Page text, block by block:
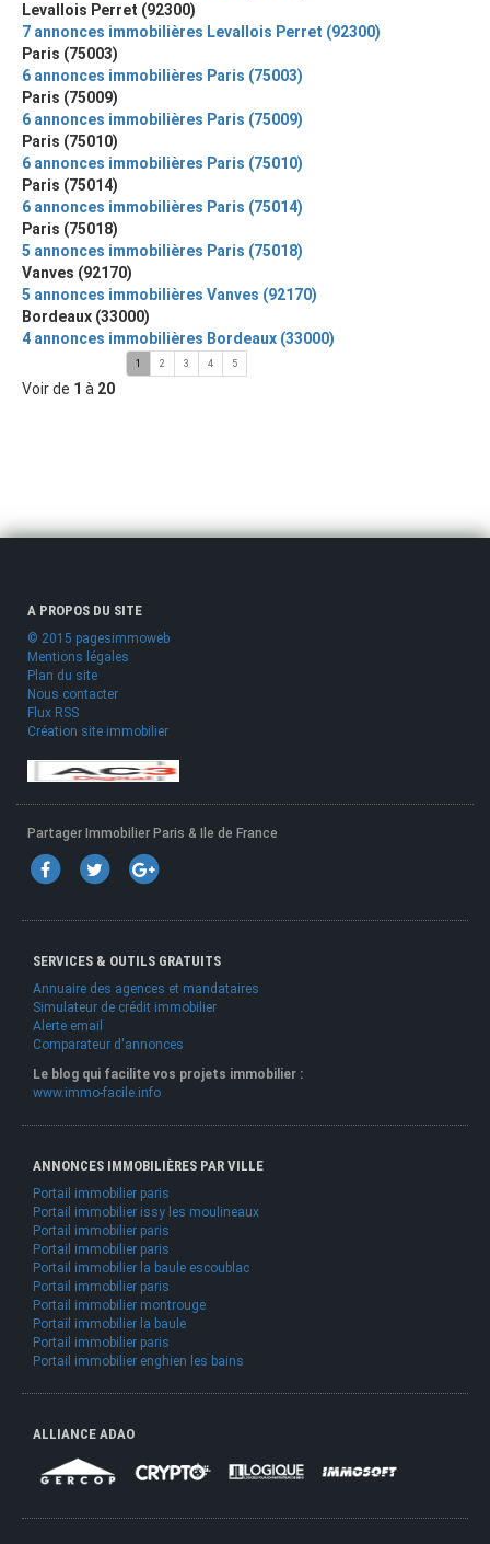
Levallois Perret (92300)
7 annonces immobilières Levallois Perret (92300)
Paris (75003)
6 annonces immobilières Paris (75003)
Paris (75009)
6 annonces immobilières Paris (75009)
Paris (75010)
6 annonces immobilières Paris (75010)
Paris (75014)
6 annonces immobilières Paris (75014)
Paris (75018)
5 annonces immobilières Paris (75018)
Vanves (92170)
5 annonces immobilières Vanves (92170)
Bordeaux (33000)
4 annonces immobilières Bordeaux (33000)
Voir de 1 à 20
1 2 3 4 5
A PROPOS DU SITE
© 2015 pagesimmoweb
Mentions légales
Plan du site
Nous contacter
Flux RSS
Création site immobilier
Partager Immobilier Paris & Ile de France
SERVICES & OUTILS GRATUITS
Annuaire des agences et mandataires
Simulateur de crédit immobilier
Alerte email
Comparateur d'annonces
Le blog qui facilite vos projets immobilier :
www.immo-facile.info
ANNONCES IMMOBILIÈRES PAR VILLE
Portail immobilier paris
Portail immobilier issy les moulineaux
Portail immobilier paris
Portail immobilier paris
Portail immobilier la baule escoublac
Portail immobilier paris
Portail immobilier montrouge
Portail immobilier la baule
Portail immobilier paris
Portail immobilier enghien les bains
ALLIANCE ADAO